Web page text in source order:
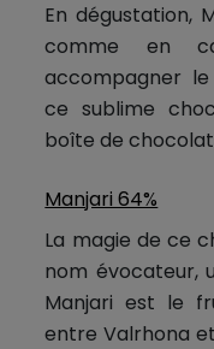
En dégustation,
comme en
accompagner
ce sublime
boîte de
Manjari 64%
La magie de ce
nom évocateur,
Manjari est le
entre Valrhona